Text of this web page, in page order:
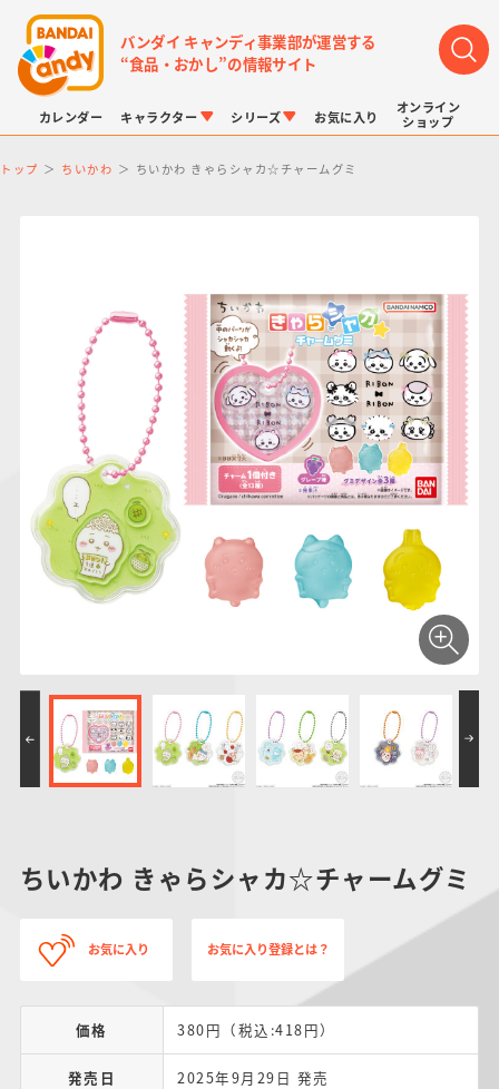
バンダイ キャンディ事業部が運営する
“食品・おかし”の情報サイト
カレンダー キャラクター
仮面ライダーシリー
ズ
PROJECT R.E.D.・
スーパー戦隊シリー
ズ
プリキュアシリーズ
ポケットモンスター
ドラゴンボール
サンリオキャラクタ
ーズ
シリーズ
キャラパキ
つりグミ
チョコサプ
SMPシリーズ
ポケモンキッズ
キャラデコ
お気に入り
オンライン
ショップ
トップ ちいかわ ちいかわ きゃらシャカ☆チャームグミ
ちいかわ きゃらシャカ☆チャームグミ
お気に入り お気に入り登録とは？
価格 380円（税込:418円）
発売日 2025年9月29日 発売